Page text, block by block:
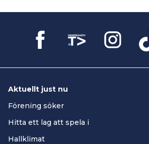
Aktuellt just nu
Förening söker
Hitta ett lag att spela i
Hallklimat